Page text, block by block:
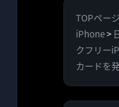
カ
テ
ゴ
リ
ー
TOPページ
iPhone>
クフリー
カードを